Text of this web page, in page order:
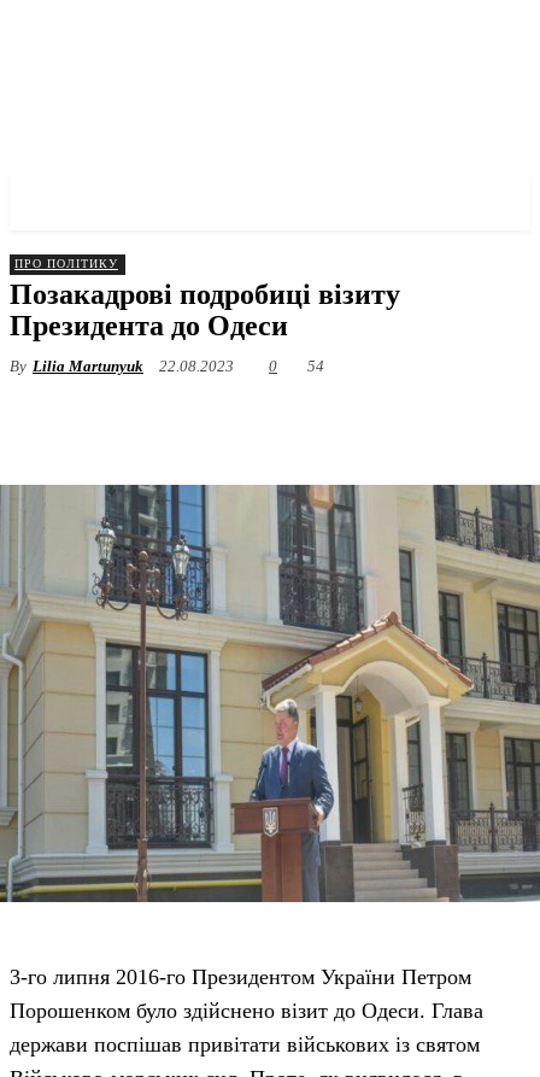
ПРО ПОЛІТИКУ
Позакадрові подробиці візиту
Президента до Одеси
By Lilia Martunyuk 22.08.2023 0 54
3-го липня 2016-го Президентом України Петром
Порошенком було здійснено візит до Одеси. Глава
держави поспішав привітати військових із святом